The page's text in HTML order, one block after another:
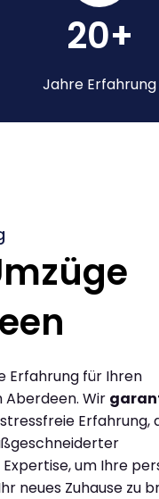
20+
Jahre Erfahrung
Erfahrung für Ihren
Aberdeen. Wir
Erfahrung,
Expertise, um Ihre
neues Zuhause zu